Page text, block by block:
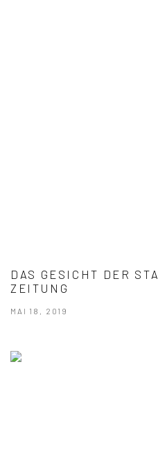
DAS GESICHT DER
ZEITUNG
MAI 18, 2019